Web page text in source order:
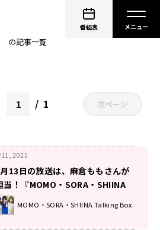
番組表
当地うまかもん巡り
の記事一覧
1 次ページ
2025
13日の放送は、麻倉ももさんが
当！『MOMO・SORA・SHIINA
Box』
MOMO・SORA・SHIINA Talking Box